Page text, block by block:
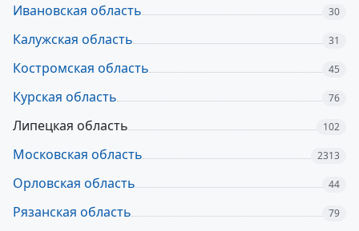
Ивановская область 30
Калужская область 31
Костромская область 45
Курская область 76
Липецкая область 102
Московская область 2313
Орловская область 44
Рязанская область 79